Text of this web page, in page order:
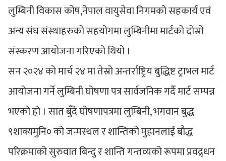
लुम्बिनी विकास कोष,नेपाल वायुसेवा निगमको सहकार्य एवं
अन्य संघ संस्थाहरुको सहयोगमा लुम्बिनीमा मार्टको दोस्रो
संस्करण आयोजना गरिएको थियो ।
सन २०२४ को मार्च २४ मा तेस्रो अन्तर्राष्ट्रिय बुद्धिष्ट ट्राभल मार्ट
आयोजना गर्ने लुम्बिनी घोषणा पत्र सार्वजनिक गर्दै मार्ट सम्पन्न
भएको हो । सात बुँदे घोषणापत्रमा लुम्बिनी, भगवान बुद्ध
९शाक्यमुनि० को जन्मस्थल र शान्तिको मुहानलाई बौद्ध
परिक्रमाको सुरुवात बिन्दु र शान्ति गन्तव्यको रूपमा प्रवद्र्धन